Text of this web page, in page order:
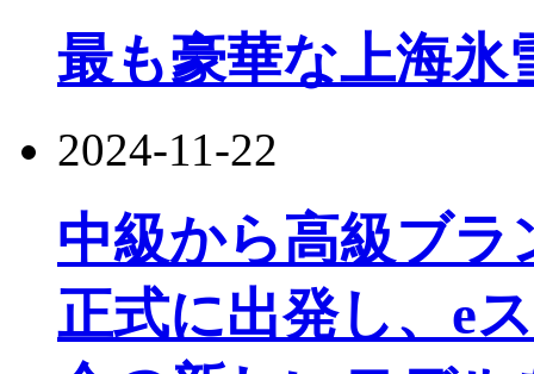
最も豪華な上海氷
2024-11-22
中級から高級ブラ
正式に出発し、e